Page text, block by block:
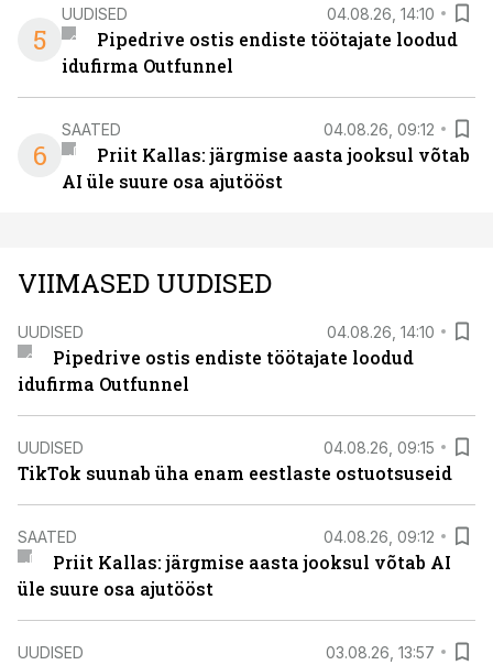
5
UUDISED 04.08.26, 14:10
Pipedrive ostis endiste töötajate loodud
idufirma Outfunnel
6
SAATED 04.08.26, 09:12
Priit Kallas: järgmise aasta jooksul võtab
AI üle suure osa ajutööst
VIIMASED UUDISED
UUDISED 04.08.26, 14:10
Pipedrive ostis endiste töötajate loodud
idufirma Outfunnel
UUDISED 04.08.26, 09:15
TikTok suunab üha enam eestlaste ostuotsuseid
SAATED 04.08.26, 09:12
Priit Kallas: järgmise aasta jooksul võtab AI
üle suure osa ajutööst
UUDISED 03.08.26, 13:57